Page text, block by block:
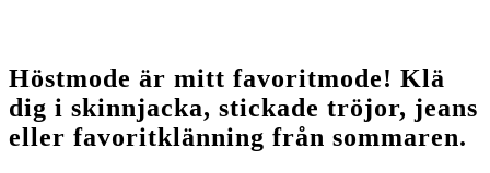
Höstmode är mitt favoritmode! Klä
dig i skinnjacka, stickade tröjor, jeans
eller favoritklänning från sommaren.